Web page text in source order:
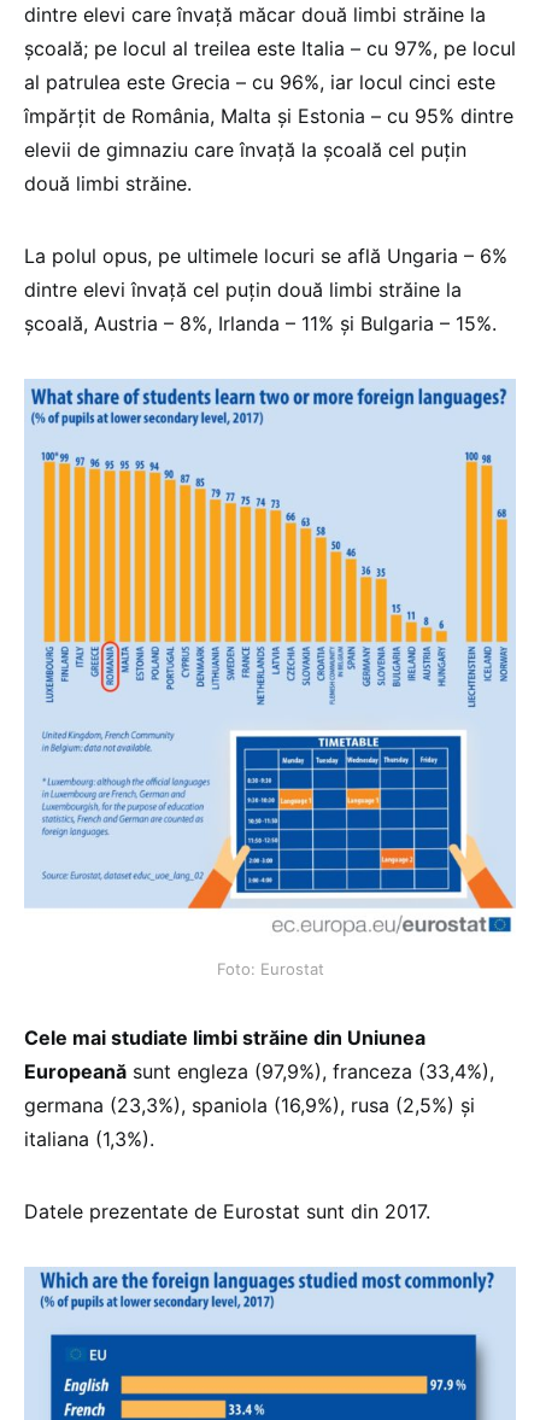
dintre elevi care învață măcar două limbi străine la
școală; pe locul al treilea este Italia – cu 97%, pe locul
al patrulea este Grecia – cu 96%, iar locul cinci este
împărțit de România, Malta și Estonia – cu 95% dintre
elevii de gimnaziu care învață la școală cel puțin
două limbi străine.
La polul opus, pe ultimele locuri se află Ungaria – 6%
dintre elevi învață cel puțin două limbi străine la
școală, Austria – 8%, Irlanda – 11% și Bulgaria – 15%.
Foto: Eurostat
Cele mai studiate limbi străine din Uniunea
Europeană sunt engleza (97,9%), franceza (33,4%),
germana (23,3%), spaniola (16,9%), rusa (2,5%) și
italiana (1,3%).
Datele prezentate de Eurostat sunt din 2017.